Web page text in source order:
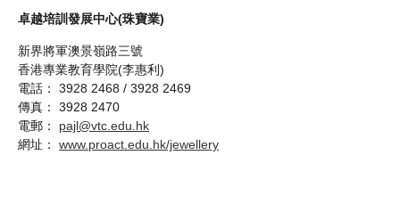
卓越培訓發展中心(珠寶業)
新界將軍澳景嶺路三號
香港專業教育學院(李惠利)
電話： 3928 2468 / 3928 2469
傳真： 3928 2470
電郵： pajl@vtc.edu.hk
網址： www.proact.edu.hk/jewellery